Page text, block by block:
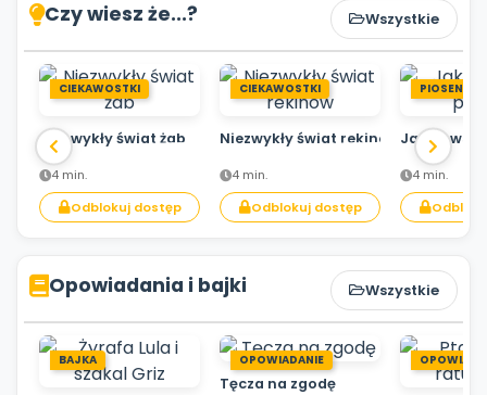
Czy wiesz że...? Wszystkie
CIEKAWOSTKI
Niezwykły świat żab
4 min.
Odblokuj dostęp
CIEKAWOSTKI
Niezwykły świat rekinów
4 min.
Odblokuj dostęp
PIOSENKA
Jak
4 min.
Opowiadania i bajki Wszystkie
BAJKA OPOWIADANIE
Tęcza na zgodę